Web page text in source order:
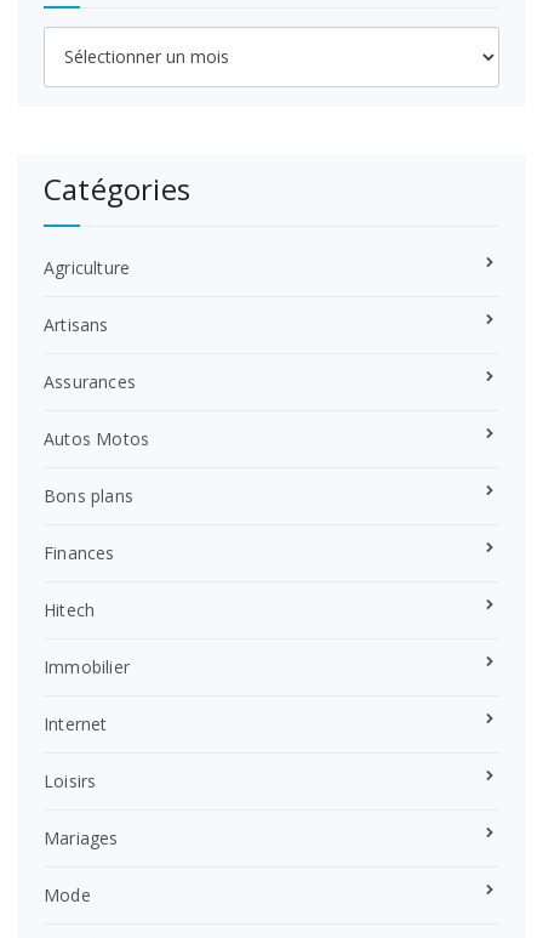
Archives
Catégories
Agriculture
Artisans
Assurances
Autos Motos
Bons plans
Finances
Hitech
Immobilier
Internet
Loisirs
Mariages
Mode